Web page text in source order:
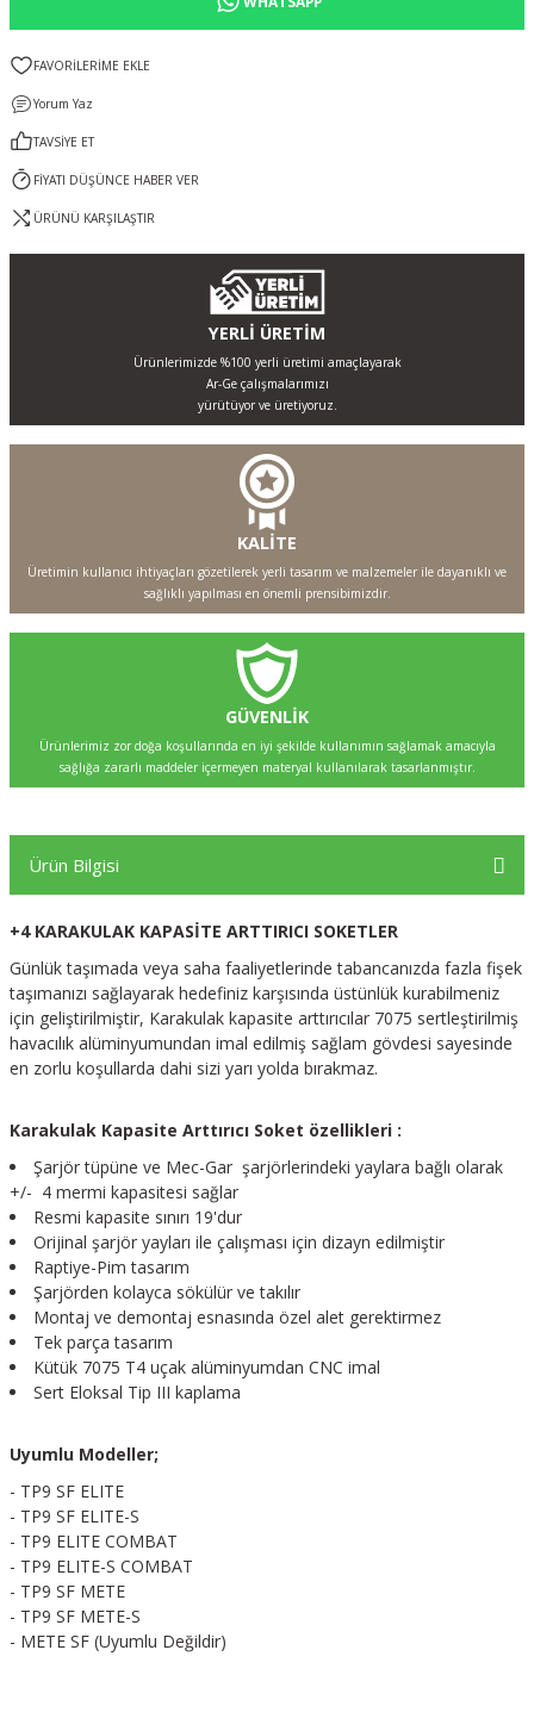
Yorum Yaz
TAVSİYE ET
FİYATI DÜŞÜNCE HABER VER
ÜRÜNÜ KARŞILAŞTIR
YERLİ ÜRETİM
Ürünlerimizde %100 yerli üretimi amaçlayarak
Ar-Ge çalışmalarımızı
yürütüyor ve üretiyoruz.
KALİTE
Üretimin kullanıcı ihtiyaçları gözetilerek yerli tasarım ve malzemeler ile dayanıklı ve
sağlıklı yapılması en önemli prensibimizdir.
GÜVENLİK
Ürünlerimiz zor doğa koşullarında en iyi şekilde kullanımın sağlamak amacıyla
sağlığa zararlı maddeler içermeyen materyal kullanılarak tasarlanmıştır.
Ürün Bilgisi
+4 KARAKULAK KAPASİTE ARTTIRICI SOKETLER
Günlük taşımada veya saha faaliyetlerinde tabancanızda fazla fişek
taşımanızı sağlayarak hedefiniz karşısında üstünlük kurabilmeniz
için geliştirilmiştir, Karakulak kapasite arttırıcılar 7075 sertleştirilmiş
havacılık alüminyumundan imal edilmiş sağlam gövdesi sayesinde
en zorlu koşullarda dahi sizi yarı yolda bırakmaz.
Karakulak Kapasite Arttırıcı Soket özellikleri :
Şarjör tüpüne ve Mec-Gar şarjörlerindeki yaylara bağlı olarak
+/- 4 mermi kapasitesi sağlar
Resmi kapasite sınırı 19'dur
Orijinal şarjör yayları ile çalışması için dizayn edilmiştir
Raptiye-Pim tasarım
Şarjörden kolayca sökülür ve takılır
Montaj ve demontaj esnasında özel alet gerektirmez
Tek parça tasarım
Kütük 7075 T4 uçak alüminyumdan CNC imal
Sert Eloksal Tip III kaplama
Uyumlu Modeller;
- TP9 SF ELITE
- TP9 SF ELITE-S
- TP9 ELITE COMBAT
- TP9 ELITE-S COMBAT
- TP9 SF METE
- TP9 SF METE-S
- METE SF (Uyumlu Değildir)